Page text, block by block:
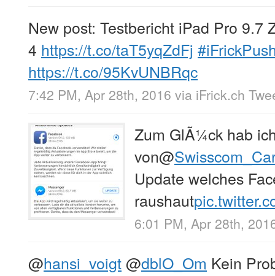
New post: Testbericht iPad Pro 9.7
4 https://t.co/taT5yqZdFj
https://t.co/95KvUNBRqc
7:42 PM, Apr 28th, 2016 via iFrick.ch
Zum GlÃ¼ck hab
von@
Update welches
raushaut
6:01 PM, Apr 28th,
@hansi_voigt@dblO_Om Kein